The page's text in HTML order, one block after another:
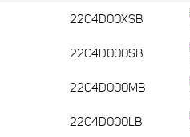
22C4D00XSB
22C4D000SB
22C4D000MB
22C4D000LB